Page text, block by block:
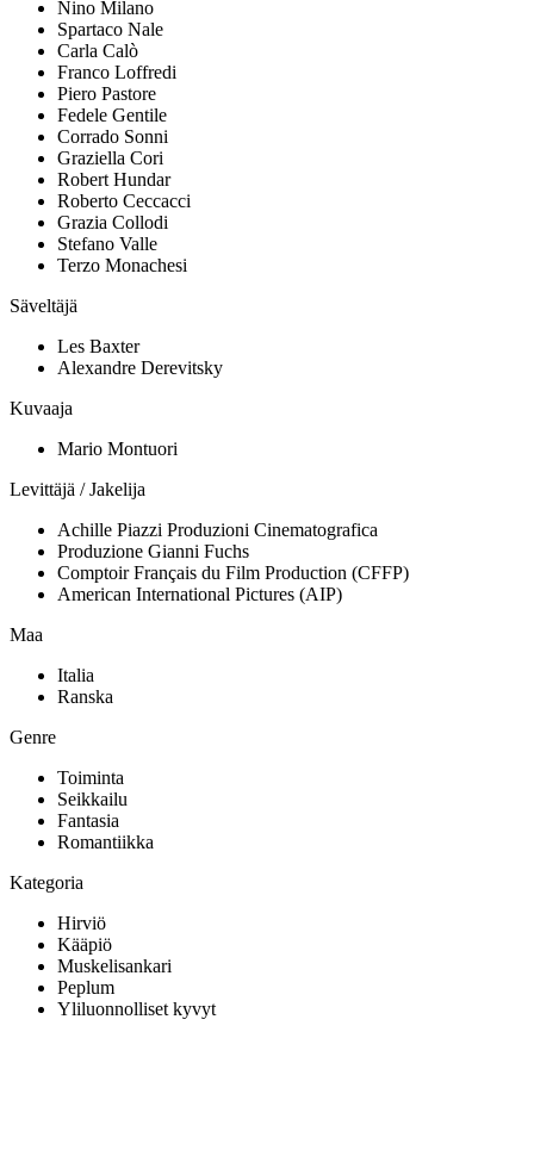
Nino Milano
Spartaco Nale
Carla Calò
Franco Loffredi
Piero Pastore
Fedele Gentile
Corrado Sonni
Graziella Cori
Robert Hundar
Roberto Ceccacci
Grazia Collodi
Stefano Valle
Terzo Monachesi
Säveltäjä
Les Baxter
Alexandre Derevitsky
Kuvaaja
Mario Montuori
Levittäjä / Jakelija
Achille Piazzi Produzioni Cinematografica
Produzione Gianni Fuchs
Comptoir Français du Film Production (CFFP)
American International Pictures (AIP)
Maa
Italia
Ranska
Genre
Toiminta
Seikkailu
Fantasia
Romantiikka
Kategoria
Hirviö
Kääpiö
Muskelisankari
Peplum
Yliluonnolliset kyvyt